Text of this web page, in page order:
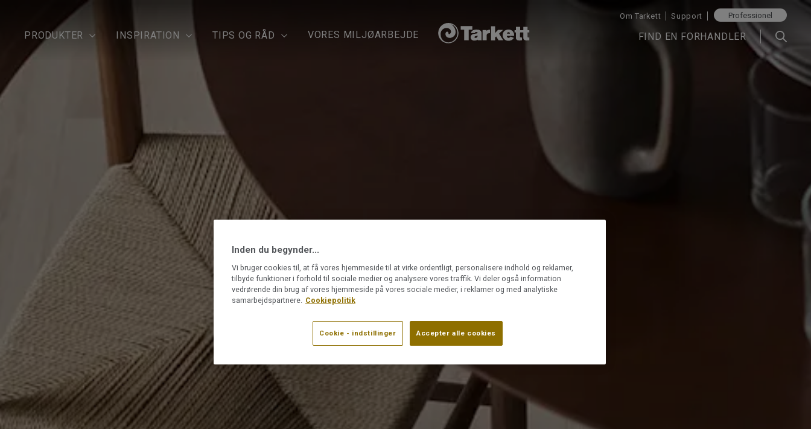
PRODUKTER INSPIRATION TIPS OG RÅD VORES MILJØARBEJDE
Om Tarkett Support Professionel
FIND EN FORHANDLER
Inden du begynder...
Vi bruger cookies til, at få vores hjemmeside til at virke ordentligt, personalisere indhold og reklamer,
tilbyde funktioner i forhold til sociale medier og analysere vores traffik. Vi deler også information
vedrørende din brug af vores hjemmeside på vores sociale medier, i reklamer og med analytiske
samarbejdspartnere. Cookiepolitik
Cookie - indstillinger Accepter alle cookies